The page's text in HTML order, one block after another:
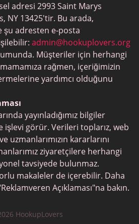
adresi 2993 Saint Marys
NY 13425'tir. Bu arada,
şu adresten e-posta
admin@hookuplovers.org
Müşteriler için herhangi
rağmen, içeriğimizin
yardımcı olduğunu
yayınladığımız bilgiler
işlevi görür. Verileri toplarız, web
uzmanlarımızın kararlarını
ziyaretçilere herhangi
tavsiyede bulunmaz.
makaleler de içerebilir. Daha
Açıklaması"na bakın.
HookupLovers